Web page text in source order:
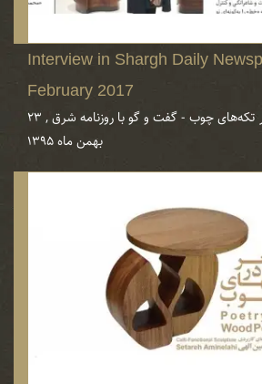
Interview in Shargh Daily
February 2017
ردپای رمزآلود آوند‌ها بر ‌تکه‌های چوب - گفت و گو با روزنامه شرق , ۲۳
بهمن ماه ۱۳۹۵